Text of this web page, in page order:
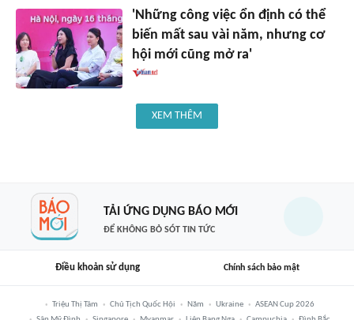
'Những công việc ổn định có thể
biến mất sau vài năm, nhưng cơ
hội mới cũng mở ra'
XEM THÊM
TẢI ỨNG DỤNG BÁO MỚI
ĐỂ KHÔNG BỎ SÓT TIN TỨC
Điều khoản sử dụng Chính sách bảo mật
Triệu Thị Tâm Chủ Tịch Quốc Hội Năm Ukraine
ASEAN Cup 2026